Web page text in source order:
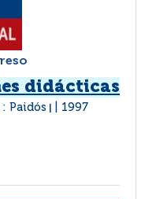
didácticas
: Paidós 1997